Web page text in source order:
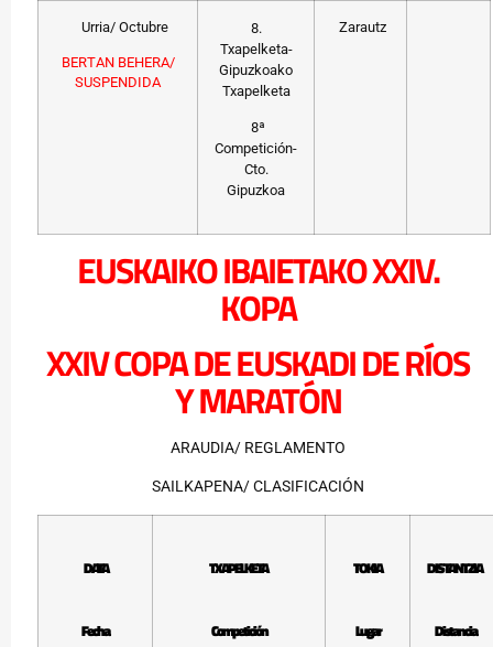
Urria/ Octubre
BERTAN BEHERA/
SUSPENDIDA
8.
Txapelketa-
Gipuzkoako
Txapelketa
8ª
Competición-
Cto.
Gipuzkoa
Zarautz
EUSKAIKO IBAIETAKO XXIV.
KOPA
XXIV COPA DE EUSKADI DE RÍOS
Y MARATÓN
ARAUDIA/ REGLAMENTO
SAILKAPENA/ CLASIFICACIÓN
DATA
Fecha
TXAPELKETA
Competición
TOKIA
Lugar
DISTANTZIA
Distancia